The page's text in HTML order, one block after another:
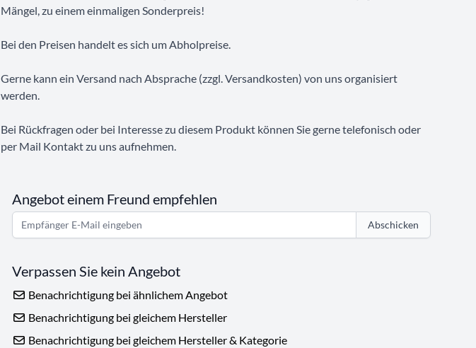
Mängel, zu einem einmaligen Sonderpreis!
Bei den Preisen handelt es sich um Abholpreise.
Gerne kann ein Versand nach Absprache (zzgl. Versandkosten) von uns organisiert
werden.
Bei Rückfragen oder bei Interesse zu diesem Produkt können Sie gerne telefonisch oder
per Mail Kontakt zu uns aufnehmen.
Angebot einem Freund empfehlen
Abschicken
Verpassen Sie kein Angebot
Benachrichtigung bei ähnlichem Angebot
Benachrichtigung bei gleichem Hersteller
Benachrichtigung bei gleichem Hersteller & Kategorie